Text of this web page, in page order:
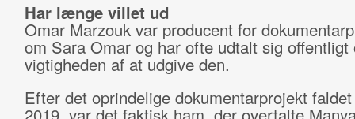
Har længe villet ud
Omar Marzouk var producent for
om Sara Omar og har ofte udtalt sig offentligt
vigtigheden af at udgive den.
Efter det oprindelige dokumentarprojekt